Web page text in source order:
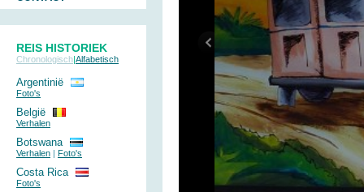
REIS HISTORIEK
Chronologisch|Alfabetisch
Argentinië
Foto's
België
Verhalen
Botswana
Verhalen | Foto's
Costa Rica
Foto's